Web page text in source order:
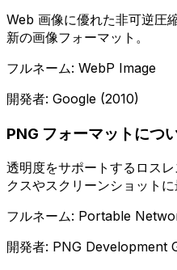
Web 画像に優れた非可逆圧
新の画像フォーマット。
フルネーム: WebP Image
開発者: Google (2010)
PNG フォーマットにつ
透明度をサポートするロス
クスやスクリーンショットに
フルネーム: Portable
開発者: PNG Development